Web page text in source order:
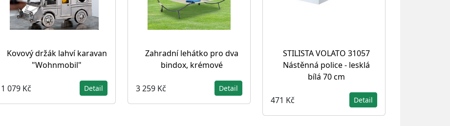
Kovový držák lahví karavan
"Wohnmobil"
1 079 Kč Detail
Zahradní lehátko pro dva
bindox, krémové
3 259 Kč Detail
STILISTA VOLATO 31057
Nástěnná police - lesklá
bílá 70 cm
471 Kč Detail